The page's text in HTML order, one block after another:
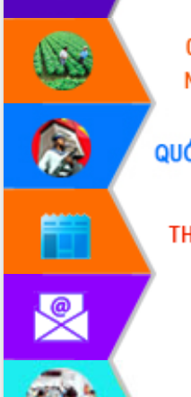
Quyết liệt cải cách hành chính, khơi
thông nguồn lực phát triển
Nâng cao hiệu lực, hiệu quả HĐND
tỉnh thông qua hiện đại hóa hành chính
Xã Ea Phê gắn cải cách hành chính với
chuyển đổi số
Phó Chủ tịch Thường trực UBND tỉnh
Hồ Thị Nguyên Thảo làm việc tại Trung
tâm Phục vụ hành chính công xã Ea
Phê
Xây dựng nền hành chính số đồng
hành cùng nông dân dân, doanh nghiệp
Giai đoạn 2026-2030, Đắk Lắk phấn
đấu có 77% xã đạt chuẩn nông thôn
Chuyển đổi số 'mở đường' cho nông
nghiệp Đắk Lắk tăng trưởng bứt phá
Triển khai đồng bộ đo đạc, lập hồ sơ
địa chính, hoàn thiện cơ sở dữ liệu đất
đai